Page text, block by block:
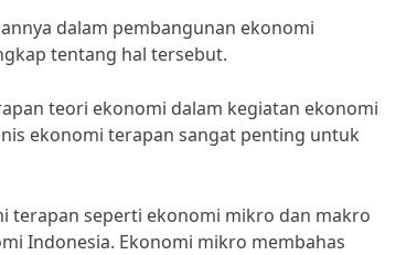
dalam pembangunan ekonomi
tentang hal tersebut.
teori ekonomi dalam kegiatan ekonomi
ekonomi terapan sangat penting untuk
terapan seperti ekonomi mikro dan makro
Indonesia. Ekonomi mikro membahas